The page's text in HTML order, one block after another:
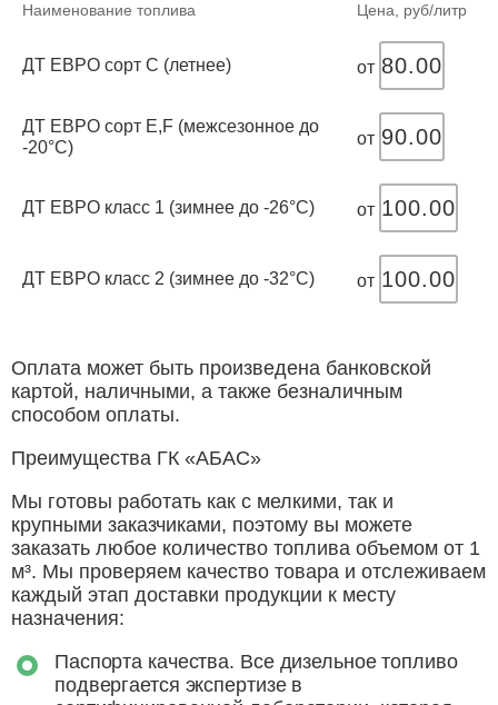
Наименование топлива Цена, руб/литр
ДТ ЕВРО сорт С (летнее) от 80.00
ДТ ЕВРО сорт E,F (межсезонное до
-20°С)
от 90.00
ДТ ЕВРО класс 1 (зимнее до -26°С) от 100.00
ДТ ЕВРО класс 2 (зимнее до -32°С) от 100.00
Оплата может быть произведена банковской
картой, наличными, а также безналичным
способом оплаты.
Преимущества ГК «АБАС»
Мы готовы работать как с мелкими, так и
крупными заказчиками, поэтому вы можете
заказать любое количество топлива объемом от 1
м³. Мы проверяем качество товара и отслеживаем
каждый этап доставки продукции к месту
назначения:
Паспорта качества. Все дизельное топливо
подвергается экспертизе в